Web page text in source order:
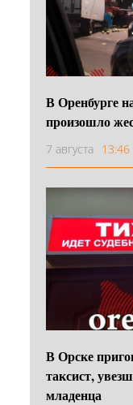
В Оренбурге
произошло
7 августа 13:46
В Орске
таксист,
младенца